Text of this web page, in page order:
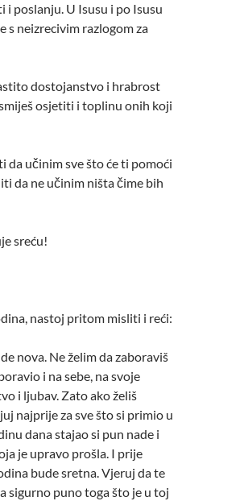
poslanju. U Isusu i po Isusu
s neizrecivim razlogom za
dostojanstvo i hrabrost
osjetiti i toplinu onih koji
da učinim sve što će ti pomoći
da ne učinim ništa čime bih
sreću!
nastoj pritom misliti i reći:
nova. Ne želim da zaboraviš
i na sebe, na svoje
i ljubav. Zato ako želiš
najprije za sve što si primio u
dana stajao si pun nade i
je upravo prošla. I prije
bude sretna. Vjeruj da te
sigurno puno toga što je u toj